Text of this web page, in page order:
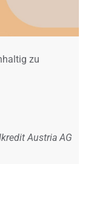
zu
Austria AG